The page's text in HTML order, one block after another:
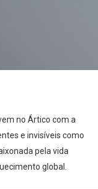
no Ártico com a
e invisíveis como
pela vida
global.